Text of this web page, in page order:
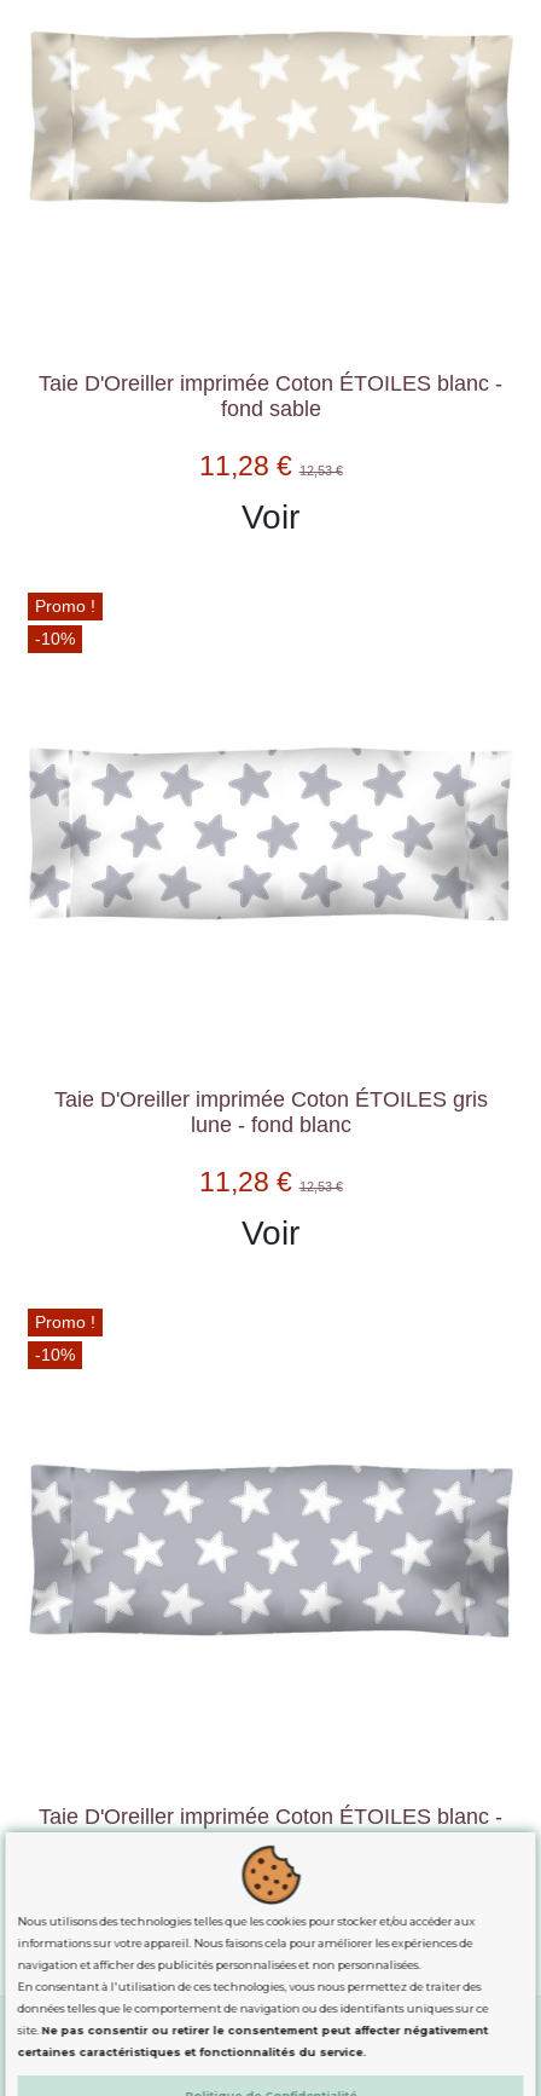
Taie D'Oreiller imprimée Coton ÉTOILES blanc -
fond sable
11,28 €12,53 €
Voir
Promo !
-10%
Taie D'Oreiller imprimée Coton ÉTOILES gris
lune - fond blanc
11,28 €12,53 €
Voir
Promo !
-10%
Taie D'Oreiller imprimée Coton ÉTOILES blanc -
fond gris lune
11,28 €
Voir
GUIDE DES TAILLES
Nous utilisons des technologies telles que les cookies pour stocker et/ou accéder aux
informations sur votre appareil. Nous faisons cela pour améliorer les expériences de
navigation et afficher des publicités personnalisées et non personnalisées.
En consentant à l'utilisation de ces technologies, vous nous permettez de traiter des
données telles que le comportement de navigation ou des identifiants uniques sur ce
site.Ne pas consentir ou retirer le consentement peut affecter négativement
certaines caractéristiques et fonctionnalités du service.